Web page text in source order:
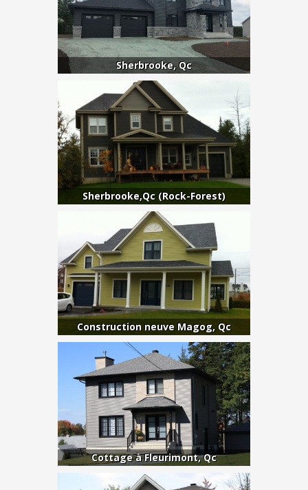
Sherbrooke, Qc
Sherbrooke,Qc (Rock-Forest)
Construction neuve Magog, Qc
Cottage à Fleurimont, Qc